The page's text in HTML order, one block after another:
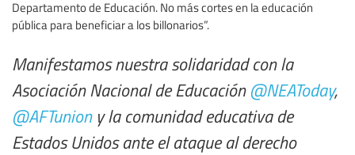
Departamento de Educación. No más cortes en la educación
pública para beneficiar a los billonarios”.
Manifestamos nuestra solidaridad con la
Asociación Nacional de Educación @NEAToday,
@AFTuniony la comunidad educativa de
Estados Unidos ante el ataque al derecho